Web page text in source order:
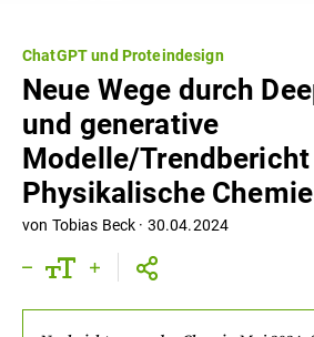
ChatGPT und Proteindesign
Neue Wege durch
und generative
Modelle/Trendbericht
Physikalische
von Tobias Beck · 30.04.2024